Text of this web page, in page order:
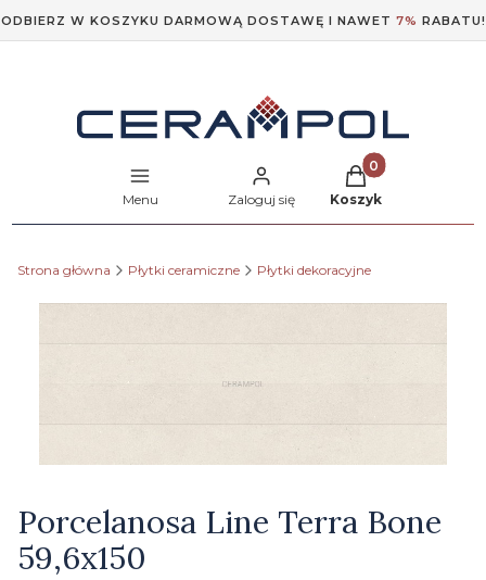
ODBIERZ W KOSZYKU DARMOWĄ DOSTAWĘ I NAWET 7% RABATU!
Menu Zaloguj się
Produkty w
Koszyk
Strona główna Płytki ceramiczne Płytki dekoracyjne
Porcelanosa Line Terra Bone
59,6x150